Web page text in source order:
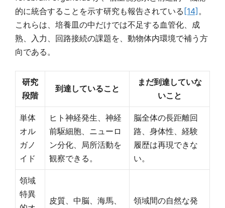
的に統合することを示す研究も報告されている[14] 。
これらは、培養皿の中だけでは不足する血管化、成
熟、入力、回路接続の課題を、動物体内環境で補う方
向である。
研究
段階
到達していること
まだ到達していな
いこと
単体
オル
ガノ
イド
ヒト神経発生、神経
前駆細胞、ニューロ
ン分化、局所活動を
観察できる。
脳全体の長距離回
路、身体性、経験
履歴は再現できな
い。
領域
特異
皮質、中脳、海馬、
領域間の自然な発